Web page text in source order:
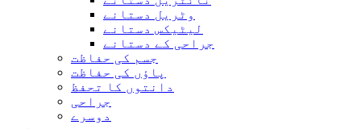
وٹریل دستانے
لیٹیکس دستانے
جراحی کے دستانے
جسم کی حفاظت
پاؤں کی حفاظت
دانتوں کا تحفظ
جراحی
دوسرے